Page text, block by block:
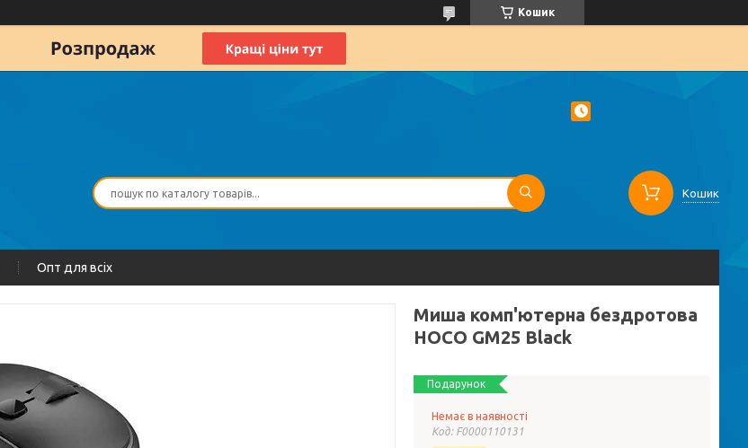
Кошик
Кошик
Опт для всіх
Миша комп'ютерна бездротова
HOCO GM25 Black
Подарунок
Немає в наявності
Код: F0000110131